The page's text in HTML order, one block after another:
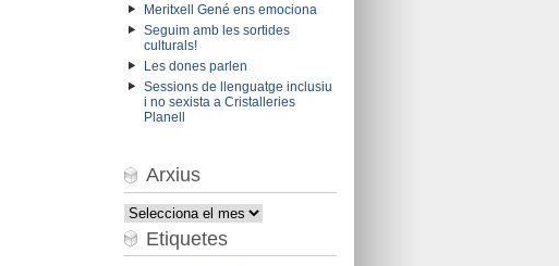
Meritxell Gené ens emociona
Seguim amb les sortides
culturals!
Les dones parlen
Sessions de llenguatge inclusiu
i no sexista a Cristalleries
Planell
Arxius
Arxius
Etiquetes